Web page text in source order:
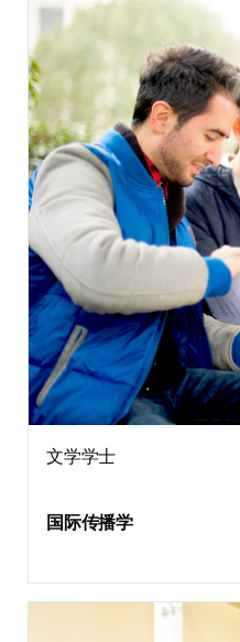
文学学士
国际传播学